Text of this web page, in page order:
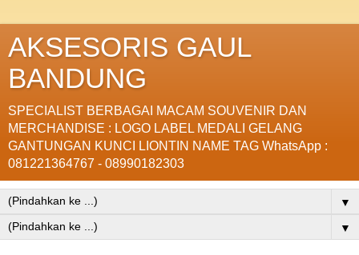
AKSESORIS GAUL
BANDUNG
SPECIALIST BERBAGAI MACAM SOUVENIR DAN
MERCHANDISE : LOGO LABEL MEDALI GELANG
GANTUNGAN KUNCI LIONTIN NAME TAG WhatsApp :
081221364767 - 08990182303
▼
▼